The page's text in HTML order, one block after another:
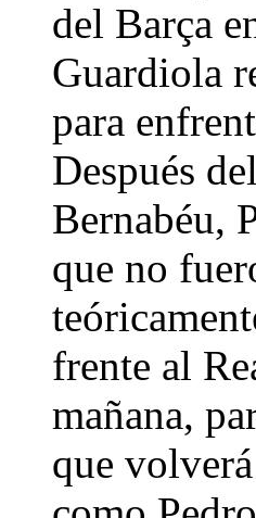
del Barça
Guardiola
para
Después
Bernabéu,
que no
frente al
mañana,
que